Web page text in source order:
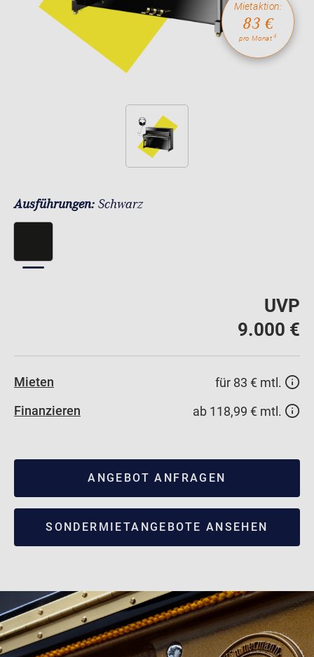
Mietaktion:
83 €
pro Monat4
Ausführungen: Schwarz
UVP
9.000 €
Mieten
für 83 € mtl.
Finanzieren
ab 118,99 € mtl.
ANGEBOT ANFRAGEN
SONDERMIETANGEBOTE ANSEHEN